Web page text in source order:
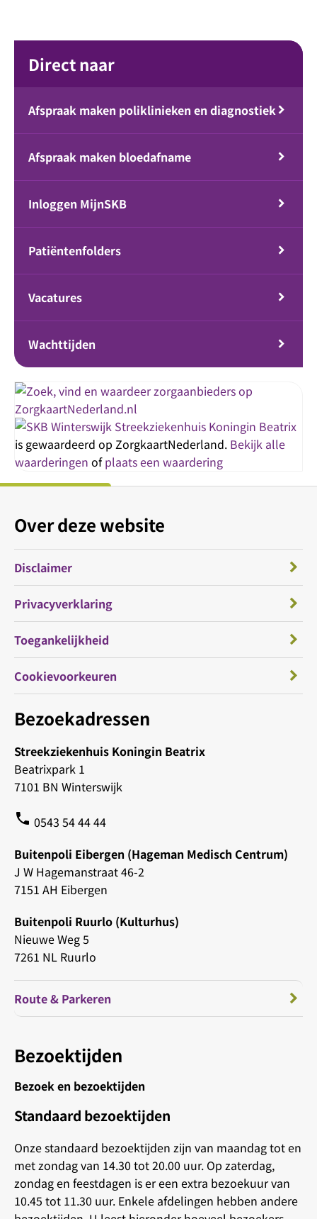
Direct naar
Afspraak maken poliklinieken en diagnostiek
Afspraak maken bloedafname
Inloggen MijnSKB
Patiëntenfolders
Vacatures
Wachttijden
Streekziekenhuis Koningin Beatrix
is gewaardeerd op ZorgkaartNederland. Bekijk alle
waarderingen ofplaats een waardering
Bezoekadressen
Streekziekenhuis Koningin Beatrix
Beatrixpark 1
7101 BN Winterswijk
phone 0543 54 44 44
Buitenpoli Eibergen (Hageman Medisch Centrum)
J W Hagemanstraat 46-2
7151 AH Eibergen
Buitenpoli Ruurlo (Kulturhus)
Nieuwe Weg 5
7261 NL Ruurlo
Route & Parkeren
Bezoektijden
Bezoek en bezoektijden
Standaard bezoektijden
Onze standaard bezoektijden zijn van maandag tot en
met zondag van 14.30 tot 20.00 uur. Op zaterdag,
zondag en feestdagen is er een extra bezoekuur van
10.45 tot 11.30 uur. Enkele afdelingen hebben andere
Over deze website
Disclaimer
Privacyverklaring
Toegankelijkheid
Cookievoorkeuren